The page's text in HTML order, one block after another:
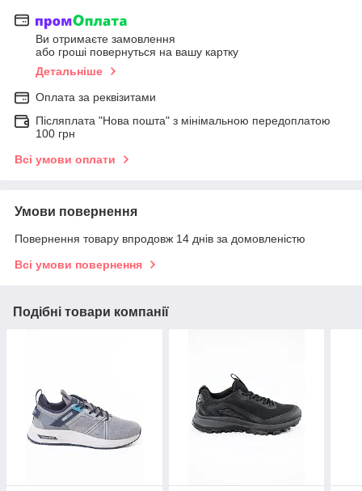
Ви отримаєте замовлення
або гроші повернуться на вашу картку
Детальніше
Оплата за реквізитами
Післяплата "Нова пошта" з мінімальною передоплатою
100 грн
Всі умови оплати
Умови повернення
Повернення товару впродовж 14 днів за домовленістю
Всі умови повернення
Подібні товари компанії